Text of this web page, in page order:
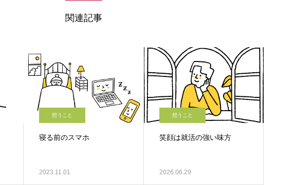
関連記事
想うこと
寝る前のスマホ
2023.11.01
想うこと
笑顔は就活の強い味方
2026.06.29